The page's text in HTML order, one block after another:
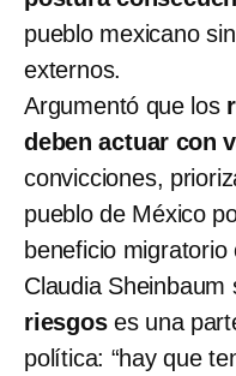
pueblo mexicano
externos.
Argumentó que los
deben actuar con
convicciones,
pueblo de México
beneficio
Claudia
riesgoses una
política: “hay que